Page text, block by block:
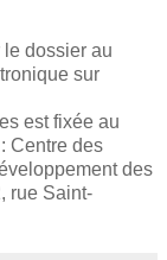
le dossier au
sur
est fixée au
Centre des
des
rue Saint-